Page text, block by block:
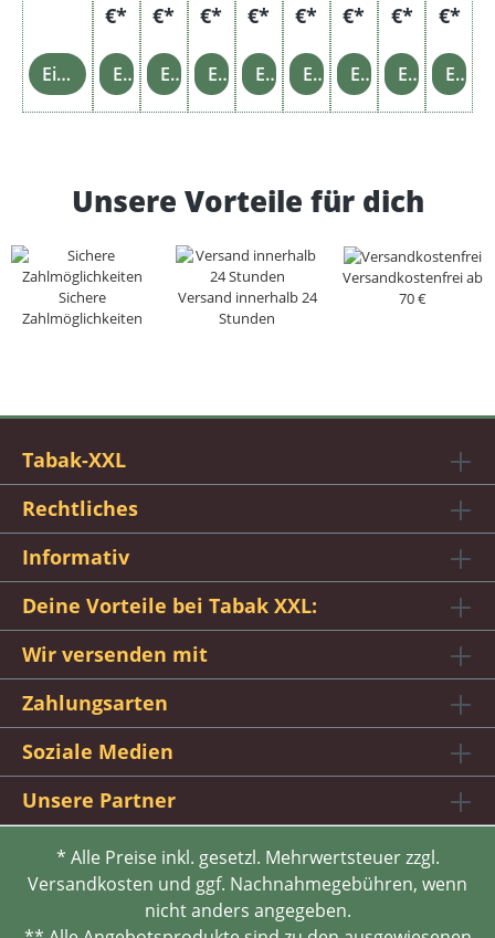
er
Einzelheiten
€*
Einzelheiten
€*
Einzelheiten
€*
Einzelheiten
€*
Einzelheiten
€*
Einzelheiten
€*
Einzelheiten
€*
Einzelheiten
€*
Einzelheiten
Unsere Vorteile für dich
Sichere
Zahlmöglichkeiten
Versand innerhalb 24
Stunden
Versandkostenfrei ab
70 €
Tabak-XXL
Rechtliches
Informativ
Deine Vorteile bei Tabak XXL:
Wir versenden mit
Zahlungsarten
Soziale Medien
Unsere Partner
* Alle Preise inkl. gesetzl. Mehrwertsteuer zzgl.
Versandkosten und ggf. Nachnahmegebühren, wenn
nicht anders angegeben.